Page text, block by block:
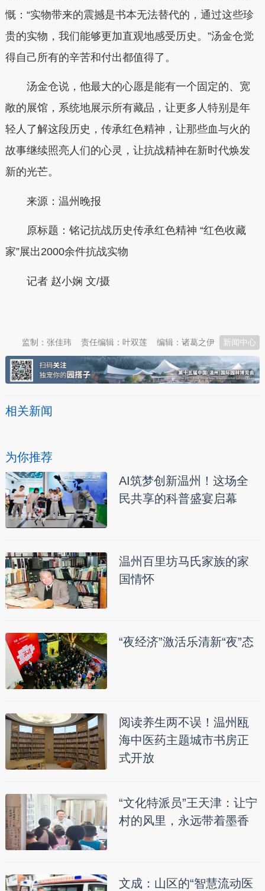
慨：“实物带来的震撼是书本无法替代的，通过这些珍
贵的实物，我们能够更加直观地感受历史。”汤金仓觉
得自己所有的辛苦和付出都值得了。
汤金仓说，他最大的心愿是能有一个固定的、宽
敞的展馆，系统地展示所有藏品，让更多人特别是年
轻人了解这段历史，传承红色精神，让那些血与火的
故事继续照亮人们的心灵，让抗战精神在新时代焕发
新的光芒。
来源：温州晚报
原标题：铭记抗战历史传承红色精神 “红色收藏
家”展出2000余件抗战实物
记者 赵小娴 文/摄
新闻中心
编辑：诸葛之伊
责任编辑：叶双莲
监制：张佳玮
相关新闻
为你推荐
AI筑梦创新温州！这场全
民共享的科普盛宴启幕
温州百里坊马氏家族的家
国情怀
“夜经济”激活乐清新“夜”态
阅读养生两不误！温州瓯
海中医药主题城市书房正
式开放
“文化特派员”王天津：让宁
村的风里，永远带着墨香
文成：山区的“智慧流动医